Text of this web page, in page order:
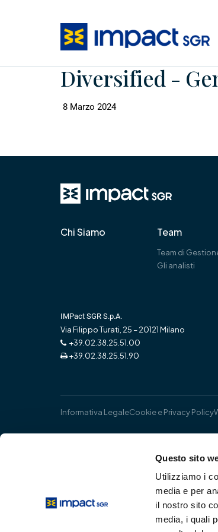
Questo sito
Utilizziamo i
media e per
il nostro sito
media, i quali
Diversified -
8 Marzo 2024
Chi Siamo Team
Team di
Gli analisti
IMPact SGR S.p.A.
Via Filippo Turati, 25 – 20121 Milano
+39.02.38.25.51.00
+39.02.38.25.51.90
Informativa LegaleCookie e Privacy Policy